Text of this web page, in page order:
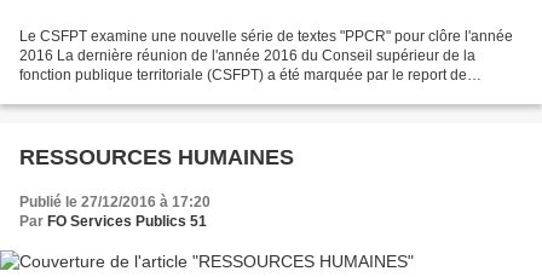
Le CSFPT examine une nouvelle série de textes "PPCR" pour clôre l'année
2016 La dernière réunion de l'année 2016 du Conseil supérieur de la
fonction publique territoriale (CSFPT) a été marquée par le report de
RESSOURCES HUMAINES
Publié le 27/12/2016 à 17:20
Par FO Services Publics 51